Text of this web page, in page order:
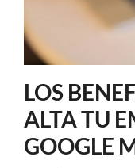
LOS
ALTA TU
GOOGLE